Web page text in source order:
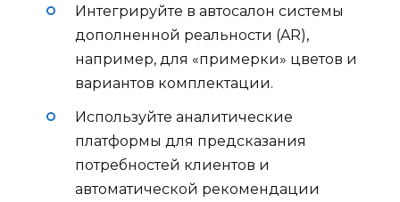
Интегрируйте в автосалон системы
дополненной реальности (AR),
например, для «примерки» цветов и
вариантов комплектации.
Используйте аналитические
платформы для предсказания
потребностей клиентов и
автоматической рекомендации